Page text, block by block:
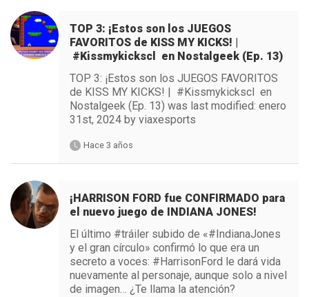
TOP 3: ¡Estos son los JUEGOS
FAVORITOS de KISS MY KICKS! |
#Kissmykickscl en Nostalgeek (Ep. 13)
TOP 3: ¡Estos son los JUEGOS FAVORITOS
de KISS MY KICKS! | #Kissmykickscl en
Nostalgeek (Ep. 13) was last modified: enero
31st, 2024 by viaxesports
Hace 3 años
¡HARRISON FORD fue CONFIRMADO para
el nuevo juego de INDIANA JONES!
El último #tráiler subido de «#IndianaJones
y el gran círculo» confirmó lo que era un
secreto a voces: #HarrisonFord le dará vida
nuevamente al personaje, aunque solo a nivel
de imagen… ¿Te llama la atención?